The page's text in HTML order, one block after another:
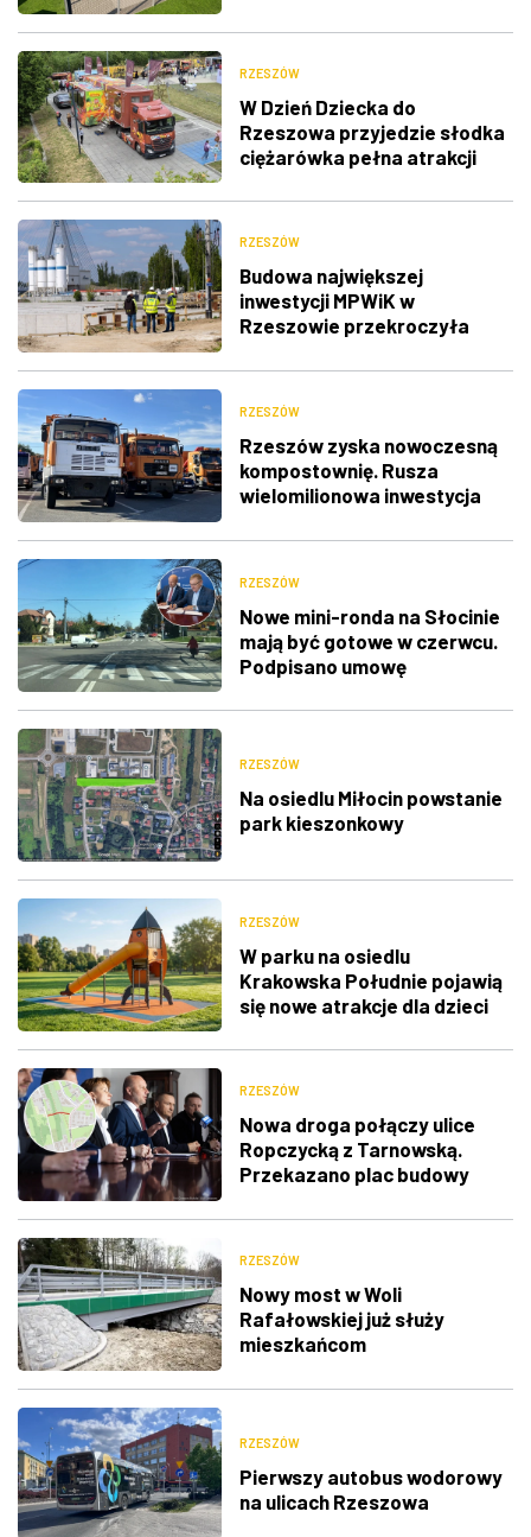
RZESZÓW
W Dzień Dziecka do
Rzeszowa przyjedzie słodka
ciężarówka pełna atrakcji
RZESZÓW
Budowa największej
inwestycji MPWiK w
Rzeszowie przekroczyła
RZESZÓW
Rzeszów zyska nowoczesną
kompostownię. Rusza
wielomilionowa inwestycja
RZESZÓW
Nowe mini-ronda na Słocinie
mają być gotowe w czerwcu.
Podpisano umowę
RZESZÓW
Na osiedlu Miłocin powstanie
park kieszonkowy
RZESZÓW
W parku na osiedlu
Krakowska Południe pojawią
się nowe atrakcje dla dzieci
RZESZÓW
Nowa droga połączy ulice
Ropczycką z Tarnowską.
Przekazano plac budowy
RZESZÓW
Nowy most w Woli
Rafałowskiej już służy
mieszkańcom
RZESZÓW
Pierwszy autobus wodorowy
na ulicach Rzeszowa